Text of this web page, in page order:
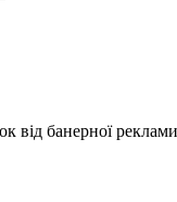
від банерної